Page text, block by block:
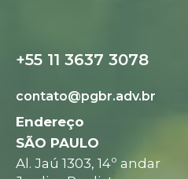
+55 11 3637 3078
contato@pgbr.adv.br
Endereço
SÃO PAULO
Al. Jaú 1303, 14º andar